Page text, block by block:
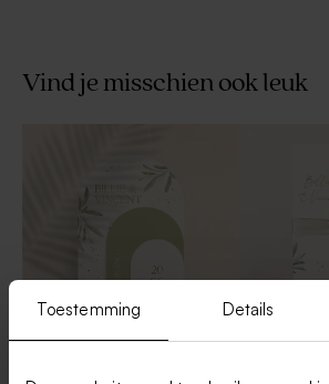
Toestemming Details
Vind je misschien ook leuk